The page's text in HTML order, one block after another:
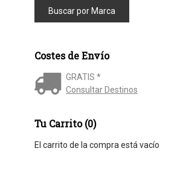
Costes de Envío
GRATIS *
Consultar Destinos
Tu Carrito (0)
El carrito de la compra está vacío